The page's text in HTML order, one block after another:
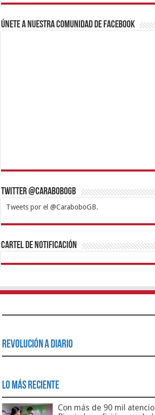
Únete a nuestra comunidad de Facebook
Twitter @CaraboboGB
Tweets por el @CaraboboGB.
1xbetBetturkeyBetistKralbetSupertotobet
https://mvbcasino.com/
Cartel de Notificación
Revolución a Diario
Lo Más Reciente
Con más de 90 mil